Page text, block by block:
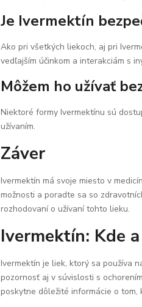
Je Ivermektín
Ako pri všetkých liekoch, aj pri
vedľajším účinkom a interakciám s
Môžem ho užívať
Niektoré formy Ivermektínu sú
užívaním.
Záver
Ivermektín má svoje miesto v
možnosti a poradte sa so
rozhodovaní o užívaní tohto lieku.
Ivermektín: Kde
Ivermektín je liek, ktorý sa používa
pozornosť aj v súvislosti s
poskytne dôležité informácie o tom,